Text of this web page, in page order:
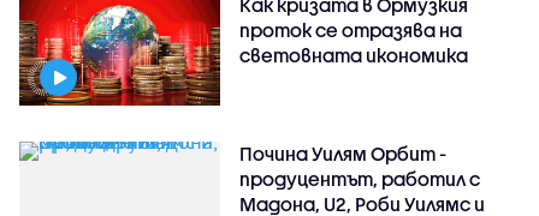
Как кризата в Ормузкия
проток се отразява на
световната икономика
Почина Уилям Орбит -
продуцентът, работил с
Мадона, U2, Роби Уилямс и